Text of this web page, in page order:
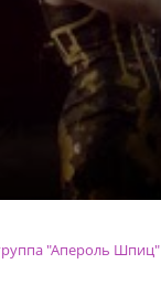
"Апероль Шпиц"